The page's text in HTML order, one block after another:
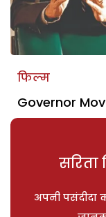
फिल्म
Governor
सरिता
अपनी पसंदीदा